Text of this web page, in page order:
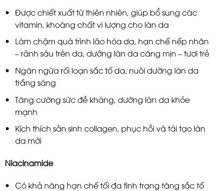
Được chiết xuất từ thiên nhiên, giúp bổ sung các
vitamin, khoáng chất vi lượng cho làn da
Làm chậm quá trình lão hóa da, hạn chế nếp nhăn
– rãnh sâu trên da, dưỡng làn da căng mịn – tươi trẻ
Ngăn ngừa rối loạn sắc tố da, nuôi dưỡng làn da
trắng sáng
Tăng cường sức đề kháng, dưỡng làn da khỏe
mạnh
Kích thích sản sinh collagen, phục hồi và tái tạo làn
da mới
Niacinamide
Có khả năng hạn chế tối đa tình trạng tăng sắc tố